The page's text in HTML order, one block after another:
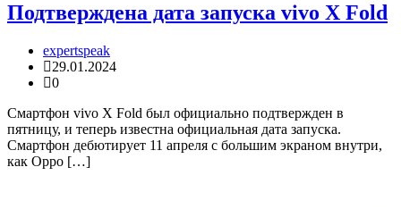
Подтверждена дата запуска vivo X Fold
expertspeak
29.01.2024
0
Смартфон vivo X Fold был официально подтвержден в
пятницу, и теперь известна официальная дата запуска.
Смартфон дебютирует 11 апреля с большим экраном внутри,
как Oppo […]